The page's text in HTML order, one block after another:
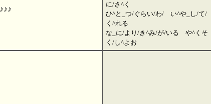
に/さ^く
ひ^と_つ/ぐらい/わ/ い^や_し/て/
く^れる
な_に/より/き^み/が/いる や^くそ
く/し^よお